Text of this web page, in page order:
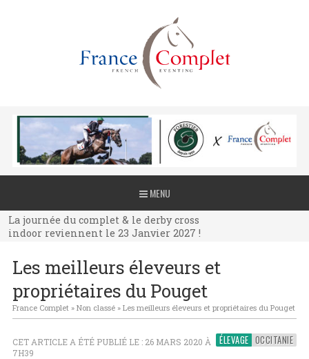
MENU
La journée du complet & le derby cross
indoor reviennent le 23 Janvier 2027 !
La journée du complet & le derby cross
indoor reviennent le 23 Janvier 2027 !
indoor reviennent le 23 Janvier 2027 !
Les meilleurs éleveurs et
propriétaires du Pouget
France Complet» Non classé» Les meilleurs éleveurs et propriétaires du Pouget
ÉLEVAGE OCCITANIE
CET ARTICLE A ÉTÉ PUBLIÉ LE : 26 MARS 2020 À
7H39